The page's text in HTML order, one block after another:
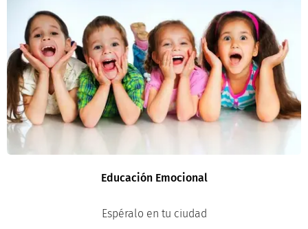
Educación Emocional
Espéralo en tu ciudad